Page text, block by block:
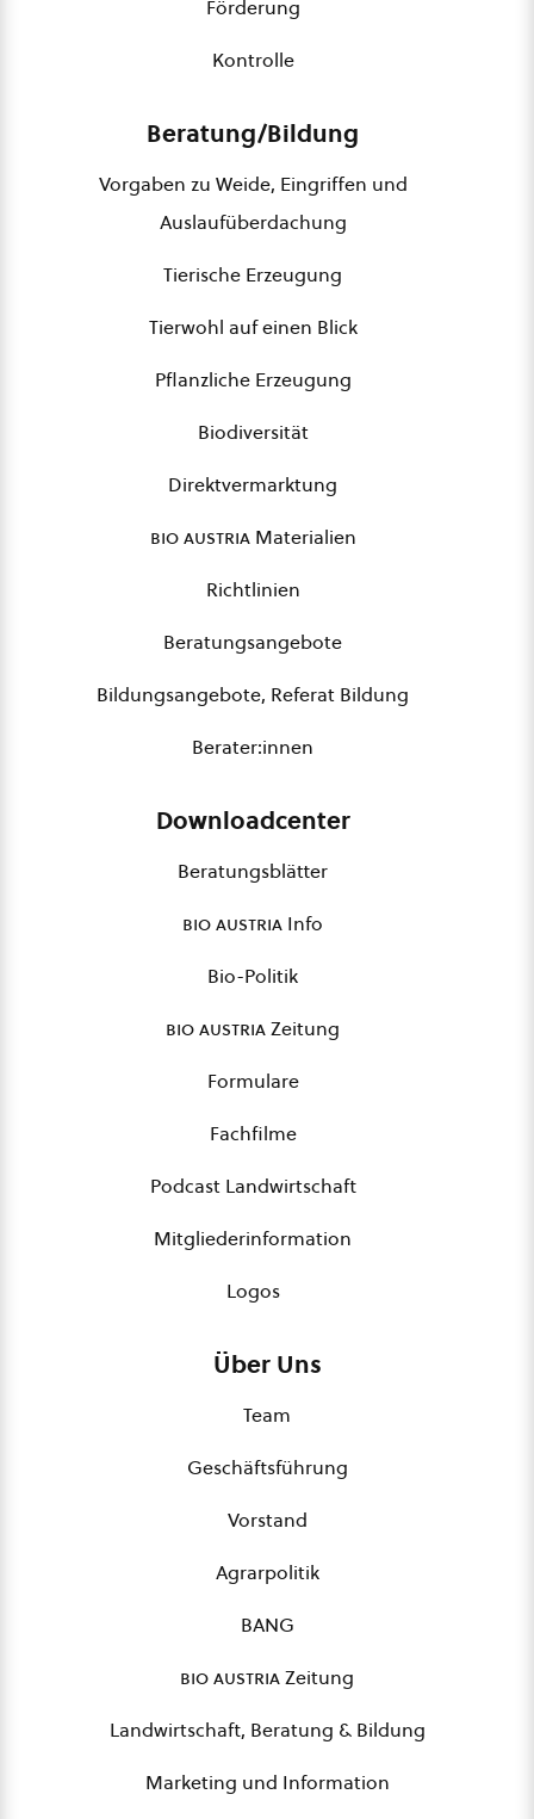
Förderung
Kontrolle
Beratung/Bildung
Vorgaben zu Weide, Eingriffen und
Auslaufüberdachung
Tierische Erzeugung
Tierwohl auf einen Blick
Pflanzliche Erzeugung
Biodiversität
Direktvermarktung
bio austriaMaterialien
Richtlinien
Beratungsangebote
Bildungsangebote, Referat Bildung
Berater:innen
Downloadcenter
Beratungsblätter
bio austria Info
Bio-Politik
bio austriaZeitung
Formulare
Fachfilme
Podcast Landwirtschaft
Mitgliederinformation
Logos
Über Uns
Team
Geschäftsführung
Vorstand
Agrarpolitik
BANG
bio austriaZeitung
Landwirtschaft, Beratung & Bildung
Marketing und Information